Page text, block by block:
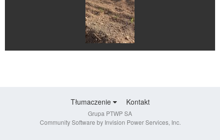
Tłumaczenie Kontakt
Grupa PTWP SA
Community Software by Invision Power Services, Inc.